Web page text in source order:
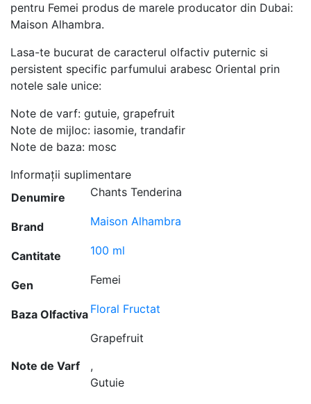
pentru Femei produs de marele producator din Dubai:
Maison Alhambra.
Lasa-te bucurat de caracterul olfactiv puternic si
persistent specific parfumului arabesc Oriental prin
notele sale unice:
Note de varf: gutuie, grapefruit
Note de mijloc: iasomie, trandafir
Note de baza: mosc
Informații suplimentare
Denumire
Chants Tenderina
Brand Maison Alhambra
Cantitate 100 ml
Gen Femei
Baza Olfactiva Floral Fructat
Note de Varf
Grapefruit
,
Gutuie